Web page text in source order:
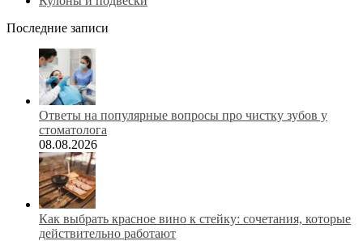
Последние записи
Ответы на популярные вопросы про чистку зубов у
стоматолога
08.08.2026
Как выбрать красное вино к стейку: сочетания, которые
действительно работают